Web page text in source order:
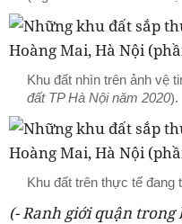
Khu đất nhìn trên ảnh vệ
đất TP Hà Nội năm 2020).
Khu đất trên thực tế đang
(- Ranh giới quận trong